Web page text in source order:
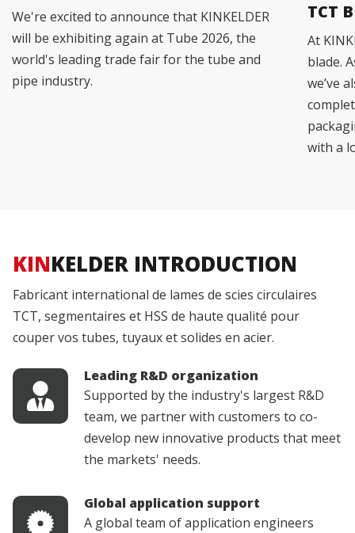
We're excited to announce that KINKELDER
will be exhibiting again at Tube 2026, the
world's leading trade fair for the tube and
pipe industry.
TCT
At
blade.
we’ve
with a
KINKELDER INTRODUCTION
Fabricant international de lames de scies circulaires
TCT, segmentaires et HSS de haute qualité pour
couper vos tubes, tuyaux et solides en acier.
Leading R&D organization
Supported by the industry's largest R&D
team, we partner with customers to co-
develop new innovative products that meet
the markets' needs.
Global application support
A global team of application engineers